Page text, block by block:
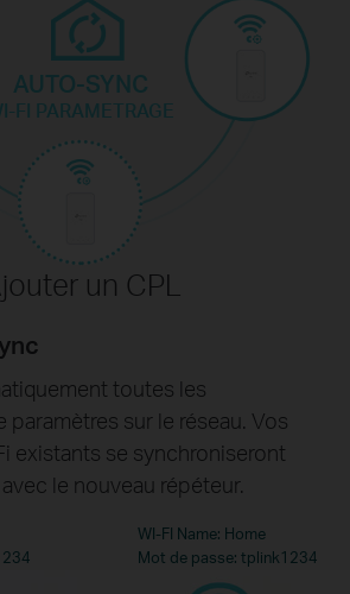
AUTO-SYNC
FI PARAMETRAGE
un CPL
toutes les
sur le réseau. Vos
existants se synchroniseront
le nouveau répéteur.
WI-FI Name: Home
Mot de passe: tplink1234